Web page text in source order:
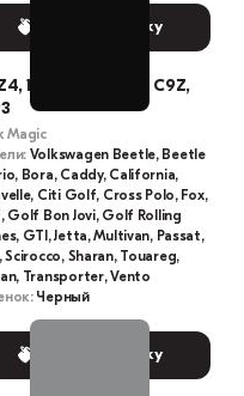
Выбрать краску
1N, LC9Z, Z4Z4, C9Z,
Magic
Volkswagen Beetle, Beetle
Bora, Caddy, California,
Citi Golf, Cross Polo, Fox,
Golf Bon Jovi, Golf Rolling
GTI, Jetta, Multivan, Passat,
Scirocco, Sharan, Touareg,
Transporter, Vento
Черный
Выбрать краску